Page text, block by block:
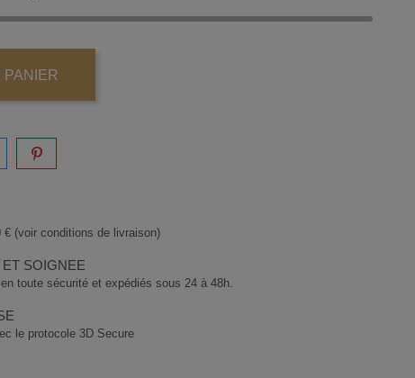
PANIER
€ (voir conditions de livraison)
SOIGNEE
toute sécurité et expédiés sous 24 à 48h.
le protocole 3D Secure